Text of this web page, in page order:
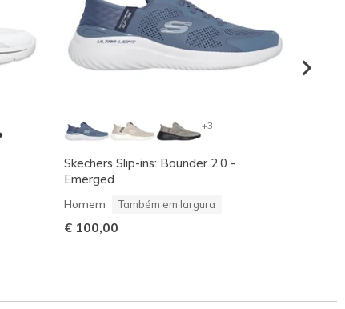
+3
Skechers Slip-ins: Bounder 2.0 -
Emerged
Homem Também em largura
€ 100,00